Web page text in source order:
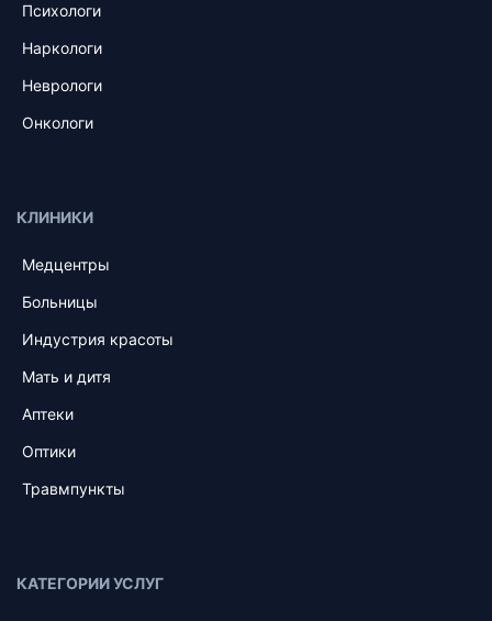
Психологи
Наркологи
Неврологи
Онкологи
КЛИНИКИ
Медцентры
Больницы
Индустрия красоты
Мать и дитя
Аптеки
Оптики
Травмпункты
КАТЕГОРИИ УСЛУГ